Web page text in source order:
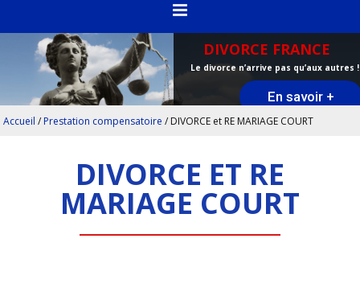
DIVORCE FRANCE
Le divorce n’arrive pas qu’aux autres !
En savoir +
Accueil / Prestation compensatoire / DIVORCE et RE MARIAGE COURT
DIVORCE ET RE
MARIAGE COURT